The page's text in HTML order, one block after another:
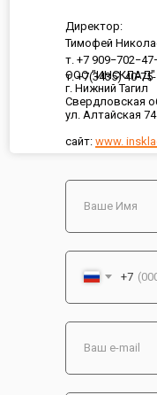
ООО "ИНСКЛАД"
г. Нижний Тагил
Свердловская
ул. Алтайская 74
сайт: www.
Директор:
Тимофей
т. +7
т. +7(3435) 40-
+7